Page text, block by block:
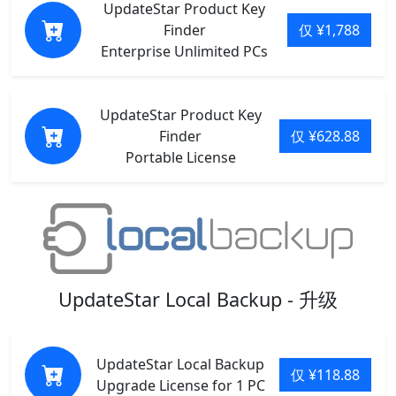
UpdateStar Product Key
Finder
Enterprise Unlimited PCs
仅 ¥1,788
UpdateStar Product Key
Finder
Portable License
仅 ¥628.88
UpdateStar Local Backup - 升级
UpdateStar Local Backup
Upgrade License for 1 PC
仅 ¥118.88